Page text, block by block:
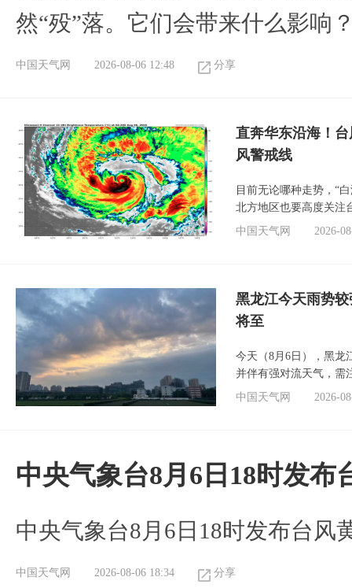
然“殁”落。它们会带来什么影响
中国天气网 2026-08-06 12:48 分享
直奔华东沿海！
风警戒线
目前无论哪种走势，“
北方地区也要高度关注
中国天气网
2026-
黑龙江今天雨势
将至
今天（8月6日），黑龙
并伴有强对流天气，需
中国天气网
2026-
中央气象台8月6日18时发布
中央气象台8月6日18时发布台风
中国天气网 2026-08-06 18:34 分享